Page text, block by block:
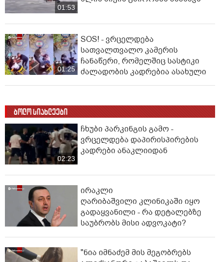
01:53
01:25
SOS! - ვრცელდება
სათვალთვალო კამერის
ჩანაწერი, რომელშიც სასტიკი
ძალადობის კადრებია ასახული
ბოლო სიახლეები
02:23
ჩხუბი პარკინგის გამო -
ვრცელდება დაპირისპირების
კადრები ანაკლიიდან
ირაკლი
ღარიბაშვილი კლინიკაში იყო
გადაყვანილი - რა დეტალებზე
საუბრობს მისი ადვოკატი?
"ნია იმნაძემ მის მეგობრებს